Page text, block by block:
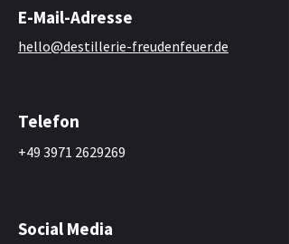
E-Mail-Adresse
hello@destillerie-freudenfeuer.de
Telefon
+49 3971 2629269
Social Media